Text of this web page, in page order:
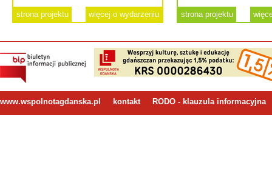
strona projektu więcej o wydarzeniu strona projektu
www.wspolnotagdanska.pl kontakt RODO - klauzula informacyjna